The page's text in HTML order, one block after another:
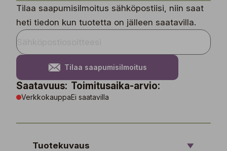
Tilaa saapumisilmoitus sähköpostiisi, niin saat
heti tiedon kun tuotetta on jälleen saatavilla.
Tilaa saapumisilmoitus
Saatavuus:
Verkkokauppa
Toimitusaika-arvio:
Ei saatavilla
Tuotekuvaus